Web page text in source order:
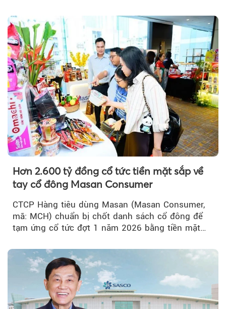
Hơn 2.600 tỷ đồng cổ tức tiền mặt sắp về
tay cổ đông Masan Consumer
CTCP Hàng tiêu dùng Masan (Masan Consumer,
mã: MCH) chuẩn bị chốt danh sách cổ đông để
tạm ứng cổ tức đợt 1 năm 2026 bằng tiền mặt